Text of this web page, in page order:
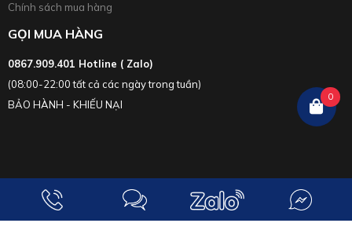
Chính sách mua hàng
GỌI MUA HÀNG
0867.909.401 Hotline ( Zalo)
(08:00-22:00 tất cả các ngày trong tuần)
BẢO HÀNH - KHIẾU NẠI
2023 Copyright Đèn Năng Lượng Mặt Trời Giá Rẻ | Bảo Hành 2- 3 Năm | Giá
Tốt 0867909401. Design byChily
0